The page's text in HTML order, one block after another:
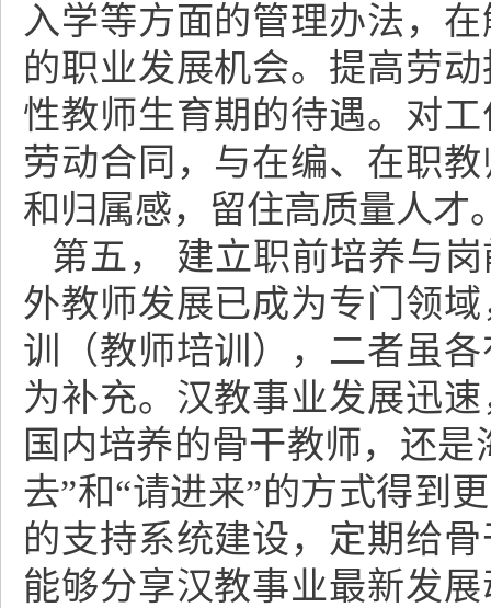
入学等方面的管理办法，
的职业发展机会。提高劳
性教师生育期的待遇。对
劳动合同，与在编、在职
和归属感，留住高质量人才
第五， 建立职前培养与
外教师发展已成为专门领
训（教师培训），二者虽
为补充。汉教事业发展迅
国内培养的骨干教师，还
去”和“请进来”的方式得到
的支持系统建设，定期给
能够分享汉教事业最新发